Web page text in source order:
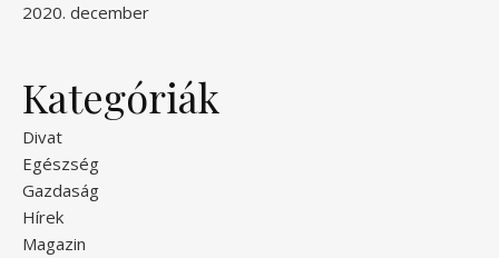
2020. december
Kategóriák
Divat
Egészség
Gazdaság
Hírek
Magazin